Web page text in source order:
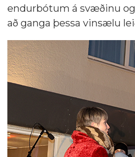
endurbótum á svæðinu
að ganga þessa vinsælu